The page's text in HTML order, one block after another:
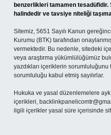
benzerlikleri tamamen
halindedir ve tavsiye niteliği
Sitemiz, 5651 Sayılı Kanun
Kurumu (BTK) tarafından
vermektedir. Bu nedenle, sitedeki
veya araştırma yükümlülüğümüz
yazdıkları içeriklerin
sorumluluğu kabul etmiş sayılırlar.
Hukuka ve yasal düzenlemelere
içerikleri,
ilgili içerikler yasal süre içerisinde